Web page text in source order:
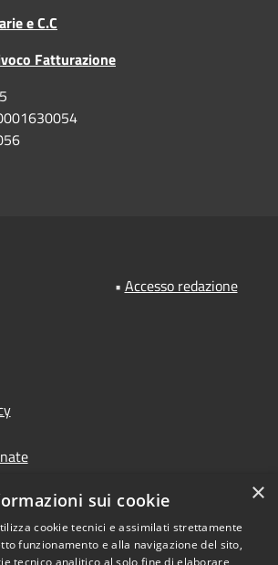
e C.C
Fatturazione
• Accesso redazione
×
sui cookie
cookie tecnici e assimilati strettamente
funzionamento e alla navigazione del sito,
tecnico analitico al solo fine di elaborare